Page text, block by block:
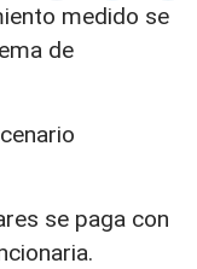
medido se
de
se paga con